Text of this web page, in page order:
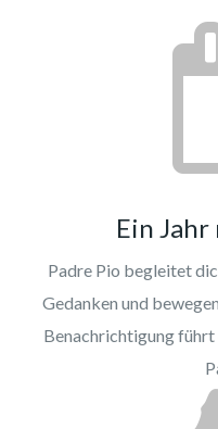
Ein
Padre Pio begleitet
Gedanken und
Benachrichtigung führt